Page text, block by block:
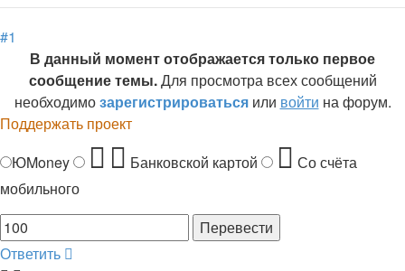
#1
В данный момент отображается только первое
сообщение темы.Для просмотра всех сообщений
необходимозарегистрироватьсяили войти на форум.
Поддержать проект
ЮMoney
Банковской картой
Со счёта
мобильного
Ответить